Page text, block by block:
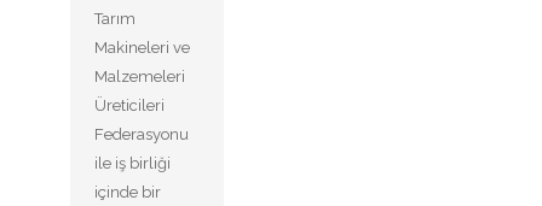
Tarım
Makineleri ve
Malzemeleri
Üreticileri
Federasyonu
ile iş birliği
içinde bir